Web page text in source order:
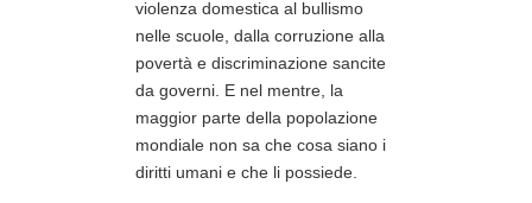
violenza domestica al bullismo
nelle scuole, dalla corruzione alla
povertà e discriminazione sancite
da governi. E nel mentre, la
maggior parte della popolazione
mondiale non sa che cosa siano i
diritti umani e che li possiede.